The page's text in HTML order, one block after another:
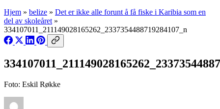
Hjem » belize » Det er ikke alle forunt å få fiske i Karibia som en
del av skoleåret »
334107011_211149028165262_2337354488719284107_n
Foto: Eskil Røkke